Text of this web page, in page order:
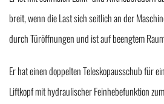
breit, wenn die Last sich seitlich an der
durch Türöffnungen und ist auf beengtem
Er hat einen doppelten Teleskopausschub für
Liftkopf mit hydraulischer Feinhebefunktion